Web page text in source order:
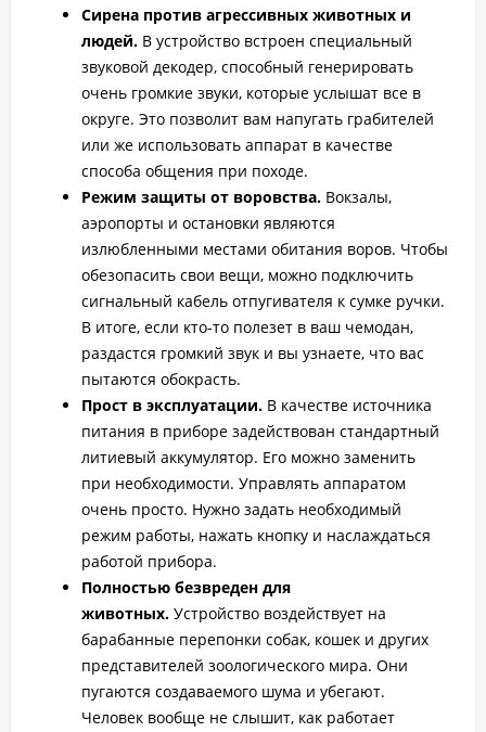
Сирена против агрессивных животных и
людей. В устройство встроен специальный
звуковой декодер, способный генерировать
очень громкие звуки, которые услышат все в
округе. Это позволит вам напугать грабителей
или же использовать аппарат в качестве
способа общения при походе.
Режим защиты от воровства. Вокзалы,
аэропорты и остановки являются
излюбленными местами обитания воров. Чтобы
обезопасить свои вещи, можно подключить
сигнальный кабель отпугивателя к сумке ручки.
В итоге, если кто-то полезет в ваш чемодан,
раздастся громкий звук и вы узнаете, что вас
пытаются обокрасть.
Прост в эксплуатации. В качестве источника
питания в приборе задействован стандартный
литиевый аккумулятор. Его можно заменить
при необходимости. Управлять аппаратом
очень просто. Нужно задать необходимый
режим работы, нажать кнопку и наслаждаться
работой прибора.
Полностью безвреден для
животных. Устройство воздействует на
барабанные перепонки собак, кошек и других
представителей зоологического мира. Они
пугаются создаваемого шума и убегают.
Человек вообще не слышит, как работает